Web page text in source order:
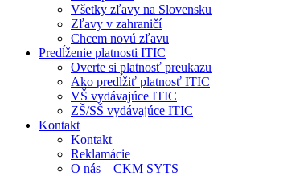
Všetky zľavy na Slovensku
Zľavy v zahraničí
Chcem novú zľavu
Predĺženie platnosti ITIC
Overte si platnosť preukazu
Ako predĺžiť platnosť ITIC
VŠ vydávajúce ITIC
ZŠ/SŠ vydávajúce ITIC
Kontakt
Kontakt
Reklamácie
O nás – CKM SYTS